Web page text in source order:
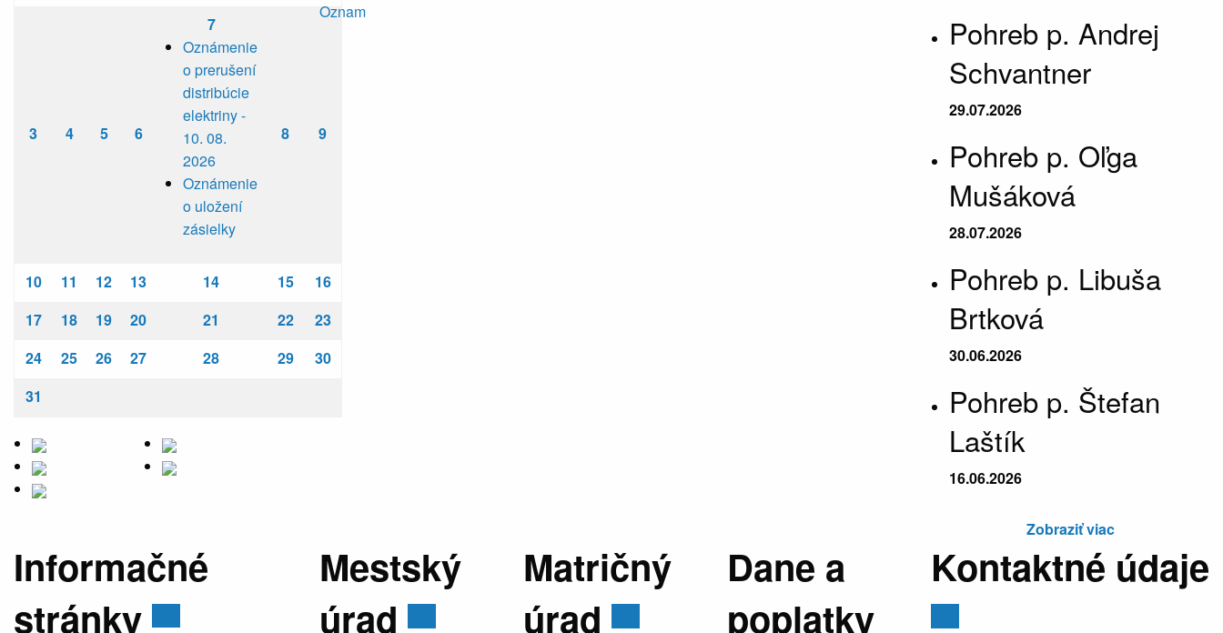
3 4 5 6
7
Oznámenie
o prerušení
distribúcie
elektriny -
10. 08.
2026
Oznámenie
o uložení
zásielky
8 9
10 11 12 13 14 15
16
17
18 19 20 21 22
23
24
25 26 27 28 29
30
31
Oznam
Pohreb p. Andrej
Schvantner
29.07.2026
Pohreb p. Oľga
Mušáková
28.07.2026
Pohreb p. Libuša
Brtková
30.06.2026
Pohreb p. Štefan
Laštík
16.06.2026
Zobraziť viac
Informačné
stránky
Mestský
úrad
Matričný
úrad
Dane a
poplatky
Kontaktné údaje